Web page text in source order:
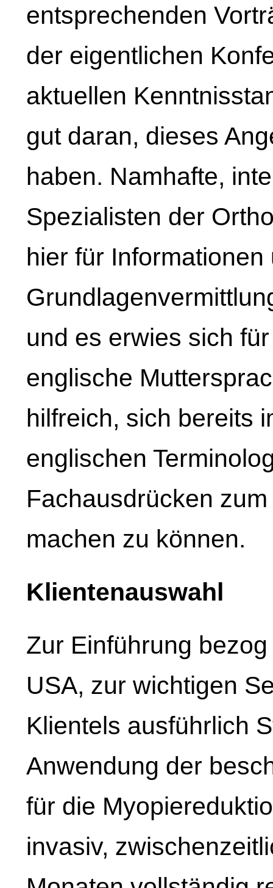
entsprechenden
der eigentlichen
aktuellen
gut daran, dieses
haben. Namhafte,
Spezialisten der
hier für Informationen
und es erwies sich
englische
hilfreich, sich bereits
englischen
Fachausdrücken
machen zu können.
Klientenauswahl
Zur Einführung
USA, zur wichtigen
Klientels ausführlich
Anwendung der
für die
invasiv,